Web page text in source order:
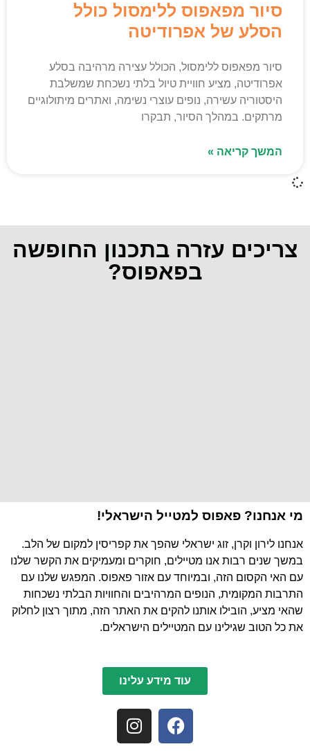
סיור מפאפוס ללימסול כולל
הסלע של אפרודיטה
סיור מפאפוס ללימסול, הכולל עצירה מרהיבה בסלע
אפרודיטה, מציע חוויית טיול בלתי נשכחת שמשלבת
היסטוריה עשירה, נופים עוצרי נשימה, ואתרים מיתולוגיים
מרתקים. במהלך הסיור, תבקרו
המשך קריאה »
צריכים עזרה בתכנון החופשה
בפאפוס?
מי אנחנו? פאפוס למטייל הישראלי!
אנחנו לירון וקרן, זוג ישראלי שהפך את קפריסין למקום של הלב.
במשך שנים רבות אנו מטיילים, חוקרים ומעמיקים את הקשר שלנו
עם האי הקסום הזה, ובמיוחד עם אזור פאפוס. המפגש שלנו עם
התרבות המקומית, הנופים המרהיבים והחוויות הבלתי נשכחות
שהאי מציע, הובילו אותנו להקים את האתר הזה, מתוך רצון לחלוק
את כל הטוב שגילינו עם המטיילים הישראלים.
עוד מידע עלינו